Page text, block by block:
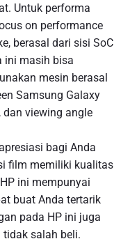
Untuk performa
on performance
berasal dari sisi SoC
ini masih bisa
mesin berasal
Samsung Galaxy
dan viewing angle
bagi Anda
film memiliki kualitas
ini mempunyai
buat Anda tertarik
pada HP ini juga
salah beli.